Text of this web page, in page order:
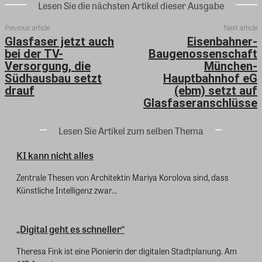
Lesen Sie die nächsten Artikel dieser Ausgabe
Previous article
Glasfaser jetzt auch
bei der TV-
Versorgung, die
Südhausbau setzt
drauf
Next article
Eisenbahner-
Baugenossenschaft
München-
Hauptbahnhof eG
(ebm) setzt auf
Glasfaseranschlüsse
Lesen Sie Artikel zum selben Thema
KI kann nicht alles
Zentrale Thesen von Architektin Mariya Korolova sind, dass
Künstliche Intelligenz zwar...
„Digital geht es schneller“
Theresa Fink ist eine Pionierin der digitalen Stadtplanung. Am